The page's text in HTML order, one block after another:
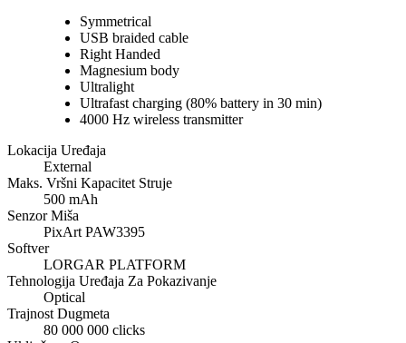
Symmetrical
USB braided cable
Right Handed
Magnesium body
Ultralight
Ultrafast charging (80% battery in 30 min)
4000 Hz wireless transmitter
Lokacija Uređaja
External
Maks. Vršni Kapacitet Struje
500 mAh
Senzor Miša
PixArt PAW3395
Softver
LORGAR PLATFORM
Tehnologija Uređaja Za Pokazivanje
Optical
Trajnost Dugmeta
80 000 000 clicks